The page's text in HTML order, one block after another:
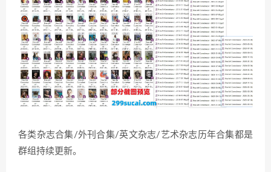
各类杂志合集/外刊合集/英文杂志/艺术杂志历年合集都是
群组持续更新。